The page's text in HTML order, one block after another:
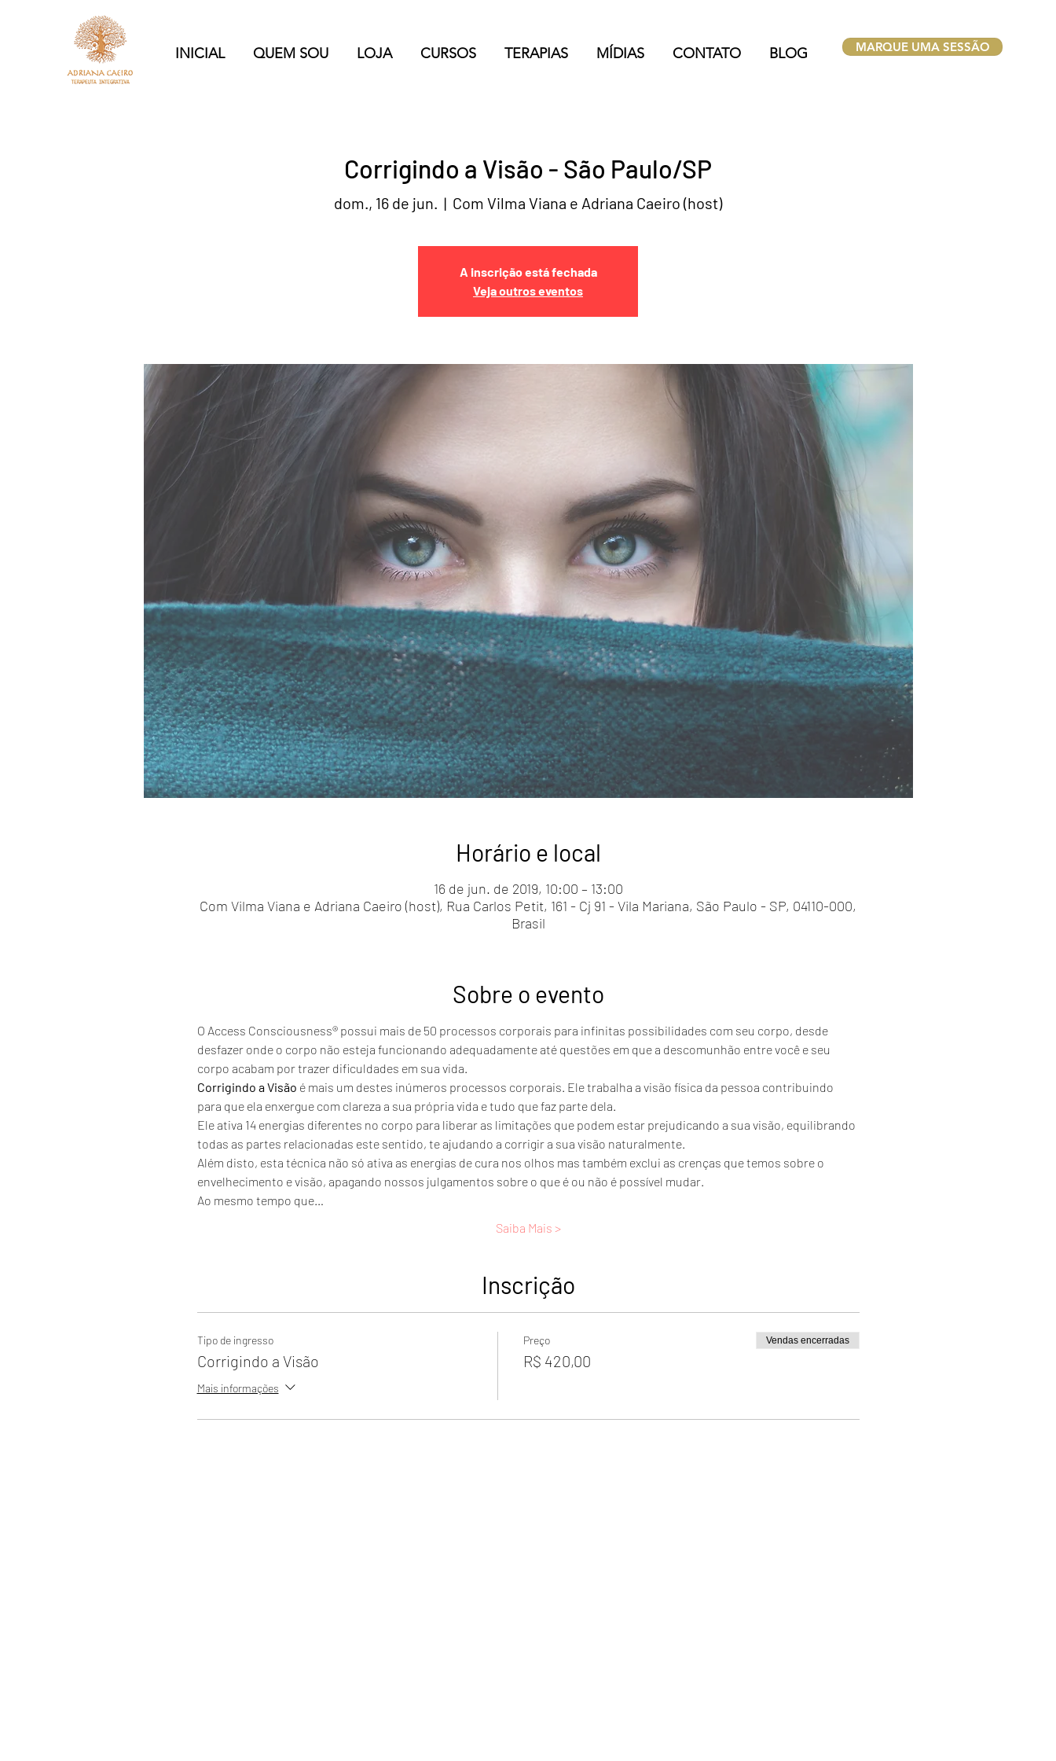
INICIAL QUEM SOU LOJA CURSOS TERAPIAS MÍDIAS CONTATO BLOG MARQUE UMA SESSÃO
Corrigindo a Visão - São Paulo/SP
dom., 16 de jun.
  |
Com Vilma Viana e Adriana Caeiro (host)
A inscrição está fechada
Veja outros eventos
Horário e local
16 de jun. de 2019, 10:00 – 13:00
Com Vilma Viana e Adriana Caeiro (host), Rua Carlos Petit, 161 - Cj 91 - Vila Mariana, São Paulo - SP, 04110-000,
Brasil
Sobre o evento
O Access Consciousness® possui mais de 50 processos corporais para infinitas possibilidades com seu corpo, desde
desfazer onde o corpo não esteja funcionando adequadamente até questões em que a descomunhão entre você e seu
corpo acabam por trazer dificuldades em sua vida.
Corrigindo a Visão é mais um destes inúmeros processos corporais. Ele trabalha a visão física da pessoa contribuindo
para que ela enxergue com clareza a sua própria vida e tudo que faz parte dela.
Ele ativa 14 energias diferentes no corpo para liberar as limitações que podem estar prejudicando a sua visão, equilibrando
todas as partes relacionadas este sentido, te ajudando a corrigir a sua visão naturalmente.
Além disto, esta técnica não só ativa as energias de cura nos olhos mas também exclui as crenças que temos sobre o
envelhecimento e visão, apagando nossos julgamentos sobre o que é ou não é possível mudar.
Ao mesmo tempo que…
Saiba Mais >
Inscrição
Tipo de ingresso
Corrigindo a Visão
Mais informações
Preço
R$ 420,00
Vendas encerradas